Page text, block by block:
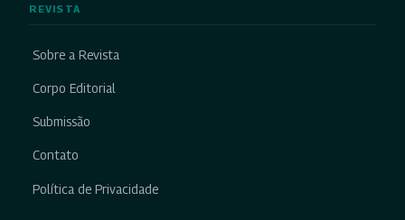
REVISTA
Sobre a Revista
Corpo Editorial
Submissão
Contato
Política de Privacidade